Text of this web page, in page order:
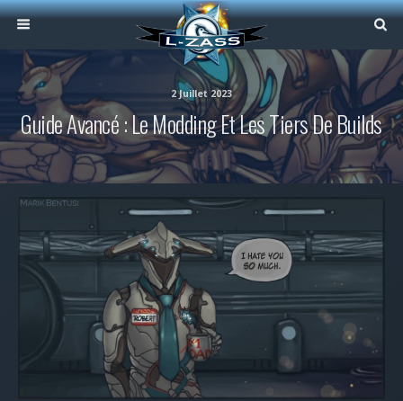
2 Juillet 2023
Guide Avancé : Le Modding Et Les Tiers De Builds